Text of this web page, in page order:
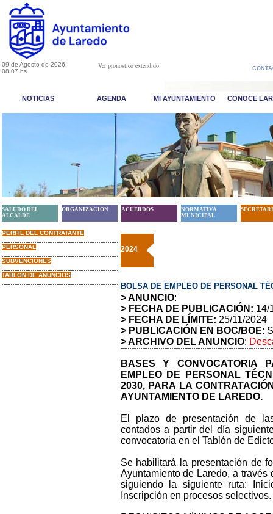
09 de Agosto de 2026
08:07 hs
Ver pronostico extendido
NOTICIAS AGENDA MI AYUNTAMIENTO CONOCE
SALUDO DEL
ALCALDE
ORGANIZACION ACUERDOS
NORMATIVA
MUNICIPAL
PERFIL DEL CONTRATANTE
PERSONAL
SUBVENCIONES
TABLON DE ANUNCIOS
2024
BOLSA DE EMPLEO DE PERSONAL
> ANUNCIO:
> FECHA DE PUBLICACIÓN: 14/
> FECHA DE LÍMITE: 25/11/2024
> PUBLICACIÓN EN BOC/BOE:
> ARCHIVO DEL ANUNCIO:
BASES Y CONVOCATORIA
EMPLEO DE PERSONAL
2030, PARA LA
AYUNTAMIENTO DE LAREDO.
El plazo de presentación de
contados a partir del día
convocatoria en el Tablón de
Se habilitará la presentación de
Ayuntamiento de Laredo, a
siguiendo la siguiente ruta:
Inscripción en procesos selectivos.